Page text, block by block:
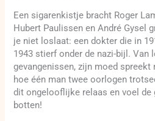
Een sigarenkistje bracht Roger
Hubert Paulissen en André Gysel
je niet loslaat: een dokter die in
1943 stierf onder de nazi-bijl. Van
gevangenissen, zijn moed
hoe één man twee oorlogen
dit ongelooflijke relaas en voel
botten!